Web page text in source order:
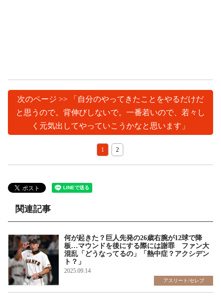
次のページ >> 「自分のやってきたことをやるだけだ
と思うので。背伸びしないで。一番若いので、若々し
く元気出してやっていこうかなと思います」
1 2
関連記事
何が起きた？巨人先発の26歳右腕が12球で降
板…マウンドを後にする際には謝罪 ファン大
混乱「どうなってるの」「熱中症？アクシデン
ト？」
2025.09.14
アスリート/セレブ